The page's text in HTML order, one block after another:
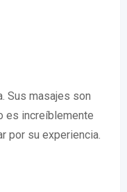
Sus masajes son
es increíblemente
por su experiencia.